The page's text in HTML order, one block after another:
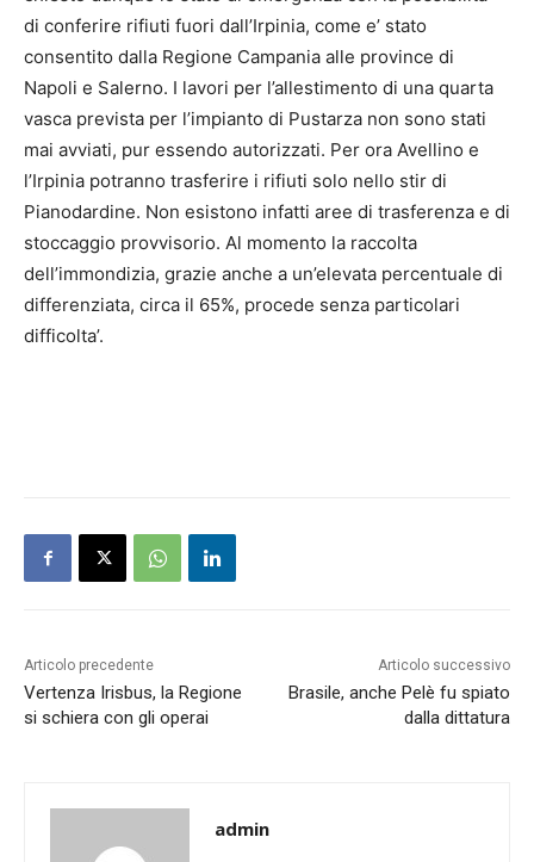
di conferire rifiuti fuori dall’Irpinia, come e’ stato
consentito dalla Regione Campania alle province di
Napoli e Salerno. I lavori per l’allestimento di una quarta
vasca prevista per l’impianto di Pustarza non sono stati
mai avviati, pur essendo autorizzati. Per ora Avellino e
l’Irpinia potranno trasferire i rifiuti solo nello stir di
Pianodardine. Non esistono infatti aree di trasferenza e di
stoccaggio provvisorio. Al momento la raccolta
dell’immondizia, grazie anche a un’elevata percentuale di
differenziata, circa il 65%, procede senza particolari
difficolta’.
Articolo precedente
Vertenza Irisbus, la Regione
si schiera con gli operai
Articolo successivo
Brasile, anche Pelè fu spiato
dalla dittatura
admin